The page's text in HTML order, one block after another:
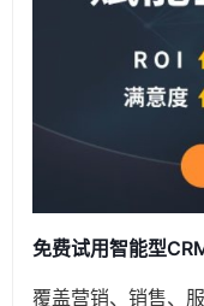
免费试用智能型
覆盖营销、销售、